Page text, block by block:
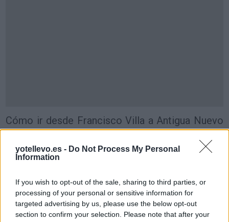
yotellevo.es - Do Not Process My Personal
Information
If you wish to opt-out of the sale, sharing to third parties, or
processing of your personal or sensitive information for
targeted advertising by us, please use the below opt-out
section to confirm your selection. Please note that after your
Cómo ir desde Francisco Villa a Antigua Nuevo
León